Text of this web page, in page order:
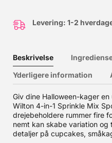
Levering: 1-2
Beskrivelse
Yderligere information
Giv dine Halloween-kager
Wilton 4-in-1 Sprinkle Mix
drejebeholdere rummer fire
nemt kan skabe variation og
detaljer på cupcakes,